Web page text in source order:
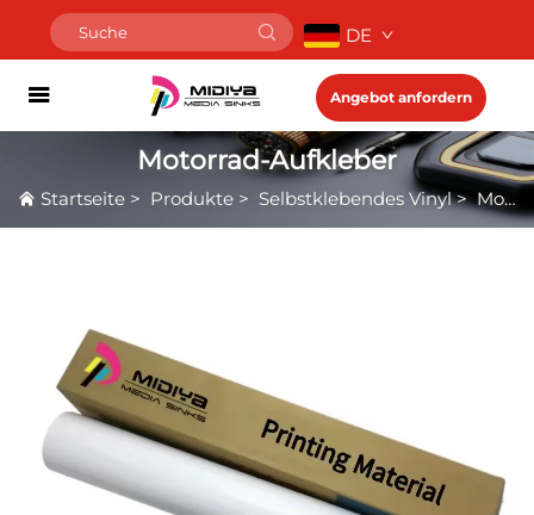
DE
Angebot anfordern
Motorrad-Aufkleber
Startseite > Produkte > Selbstklebendes Vinyl>Motorrad-Aufkleber